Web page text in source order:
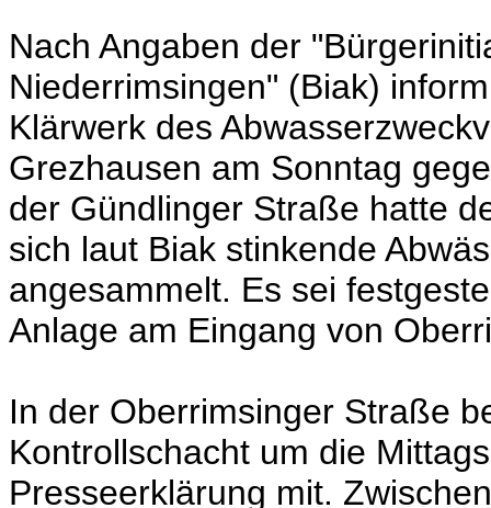
Nach Angaben der
Niederrimsingen" (Biak)
Klärwerk des
Grezhausen am Sonntag
der Gündlinger Straße hatte
sich laut Biak stinkende
angesammelt. Es sei
Anlage am Eingang von
In der Oberrimsinger Straße
Kontrollschacht um die
Presseerklärung mit.